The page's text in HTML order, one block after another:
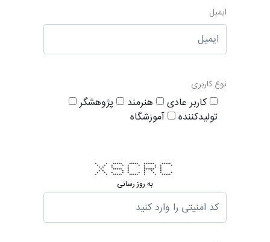
ایمیل
نوع کاربری
کاربر عادی هنرمند
پژوهشگر
تولیدکننده
آموزشگاه
* * ***** ***** ****** *****
* * * * * * * * * *
* * * * * * *
* ***** * ****** *
* * * * * * *
* * * * * * * * * *
* * ***** ***** * * *****
به روز رسانی